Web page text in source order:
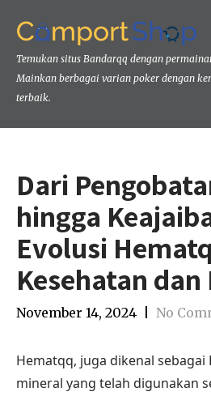
Temukan situs Bandarqq dengan
Mainkan berbagai varian poker dengan
terbaik.
Dari
hingga
Evolusi
Kesehatan
November 14, 2024 No
Hematqq, juga dikenal
mineral yang telah digunakan